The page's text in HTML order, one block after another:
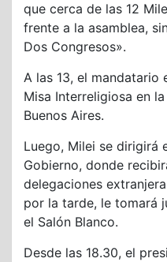
que cerca de las 12
frente a la asamblea,
Dos Congresos».
A las 13, el
Misa Interreligiosa en
Buenos Aires.
Luego, Milei se dirigirá
Gobierno, donde
delegaciones
por la tarde, le tomará
el Salón Blanco.
Desde las 18.30, el